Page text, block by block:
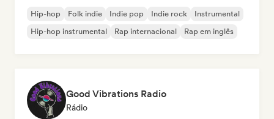
Hip-hop Folk indie Indie pop Indie rock
Instrumental
Hip-hop instrumental
Rap internacional Rap em inglês
Good Vibrations Radio
Rádio